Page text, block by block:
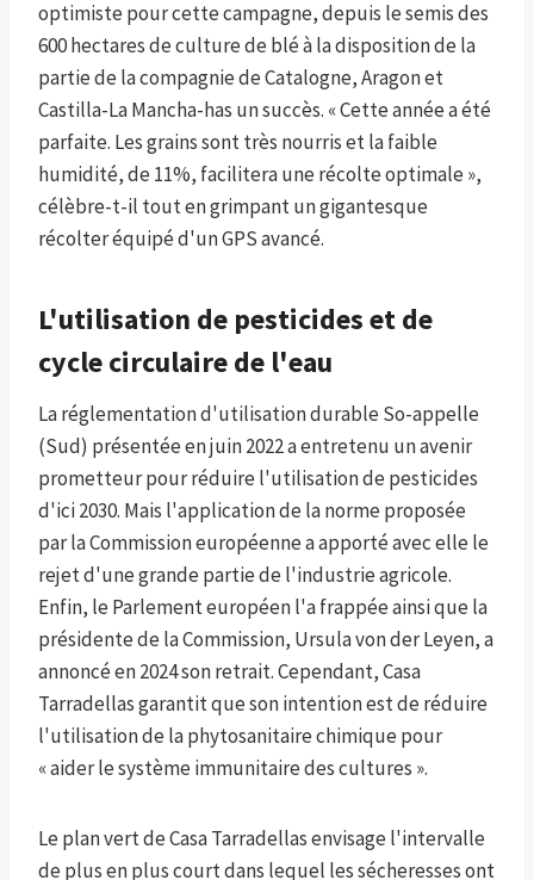
optimiste pour cette campagne, depuis le semis des
600 hectares de culture de blé à la disposition de la
partie de la compagnie de Catalogne, Aragon et
Castilla-La Mancha-has un succès. « Cette année a été
parfaite. Les grains sont très nourris et la faible
humidité, de 11%, facilitera une récolte optimale »,
célèbre-t-il tout en grimpant un gigantesque
récolter équipé d'un GPS avancé.
L'utilisation de pesticides et de
cycle circulaire de l'eau
La réglementation d'utilisation durable So-appelle
(Sud) présentée en juin 2022 a entretenu un avenir
prometteur pour réduire l'utilisation de pesticides
d'ici 2030. Mais l'application de la norme proposée
par la Commission européenne a apporté avec elle le
rejet d'une grande partie de l'industrie agricole.
Enfin, le Parlement européen l'a frappée ainsi que la
présidente de la Commission, Ursula von der Leyen, a
annoncé en 2024 son retrait. Cependant, Casa
Tarradellas garantit que son intention est de réduire
l'utilisation de la phytosanitaire chimique pour
« aider le système immunitaire des cultures ».
Le plan vert de Casa Tarradellas envisage l'intervalle
de plus en plus court dans lequel les sécheresses ont